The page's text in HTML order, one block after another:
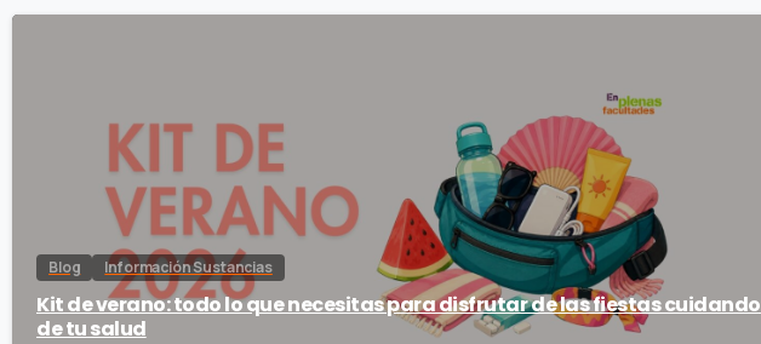
Blog Información Sustancias
Kit de verano: todo lo que necesitas para disfrutar de las fiestas cuidando
de tu salud